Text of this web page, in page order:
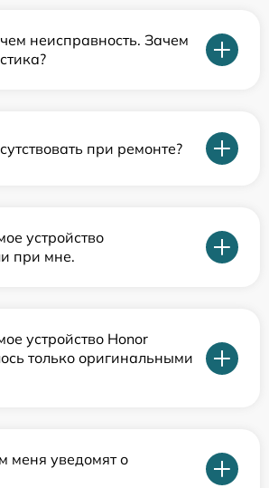
неисправность. Зачем
при ремонте?
устройство
при мне.
устройство Honor
только оригинальными
меня уведомят о